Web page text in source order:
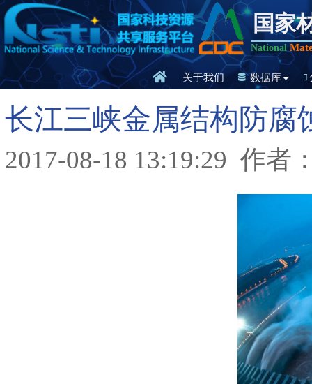
国家
National
关于我们 数据库
长江三峡金属结构防腐
2017-08-18 13:19:29 作者